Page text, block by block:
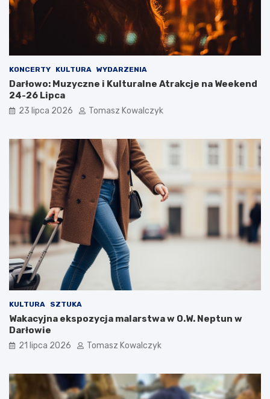
KONCERTY KULTURA WYDARZENIA
Darłowo: Muzyczne i Kulturalne Atrakcje na Weekend
24-26 Lipca
23 lipca 2026 Tomasz Kowalczyk
KULTURA SZTUKA
Wakacyjna ekspozycja malarstwa w O.W. Neptun w
Darłowie
21 lipca 2026 Tomasz Kowalczyk